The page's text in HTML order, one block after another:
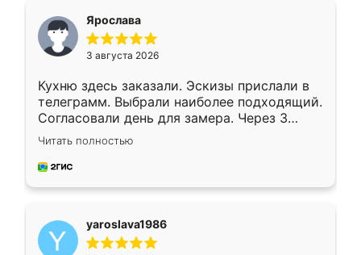
Ярослава
3 августа 2026
Кухню здесь заказали. Эскизы прислали в
телеграмм. Выбрали наиболее подходящий.
Согласовали день для замера. Через 3
недели кухня была уже готова. Остались
довольны работой. Спасибо Ренессанс
мебель за качественную работу!
Читать полностью
yaroslava1986